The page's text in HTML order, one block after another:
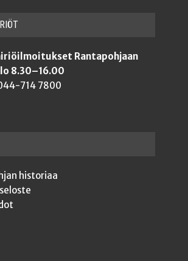
Rantapohjaan
8.30–16.00
714 7800
historiaa